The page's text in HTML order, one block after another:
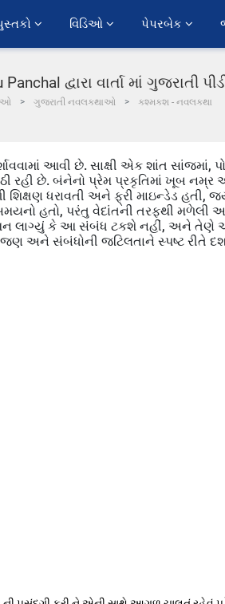
વિડિઓ પેપરબેક
દ્વારા વાર્તા માં ગુજરાતી
ગુજરાતી નવલકથાઓ કશ્મકશ - નવલકથા
આવી છે. સાક્ષી એક શાંત સાંજમાં,
રહી છે. બંનેનો પ્રેમ પ્રકૃતિમાં ખૂબ નમ્ર
ધરાવતી અને ફ્રી માઇન્ડેડ હતી,
હતો, પરંતુ વેદાંતની તરફથી મળેલી
મન લાગ્યું કે આ સંબંધ ટકશે નહીં, અને તેણે
અને સંબંધોની જટિલતાને સ્પષ્ટ રીતે